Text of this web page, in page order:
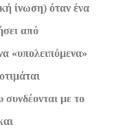
ίνωση) όταν ένα
από
«υπολειπόμενα»
με το